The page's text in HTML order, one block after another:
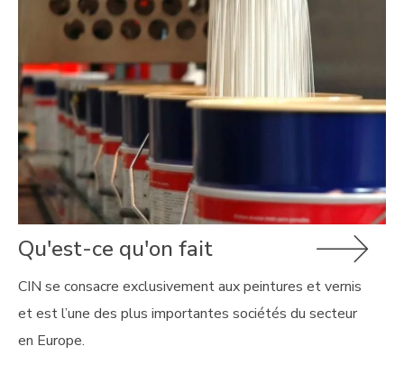
Qu'est-ce qu'on fait
CIN se consacre exclusivement aux peintures et vernis
et est l’une des plus importantes sociétés du secteur
en Europe.